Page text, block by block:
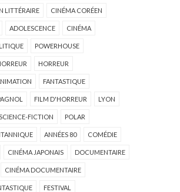
LITTÉRAIRE CINÉMA CORÉEN
ADOLESCENCE CINÉMA
POWERHOUSE
HORREUR
FANTASTIQUE
FILM D'HORREUR LYON
FICTION POLAR
ANNÉES 80 COMÉDIE
CINÉMA JAPONAIS DOCUMENTAIRE
CINÉMA DOCUMENTAIRE
FESTIVAL